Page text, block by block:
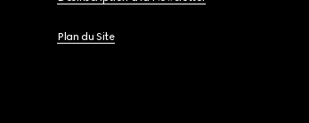
Plan du Site